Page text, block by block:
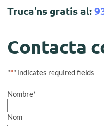
Truca'ns gratis al:
Contacta
"*" indicates required fields
Nombre*
Nom